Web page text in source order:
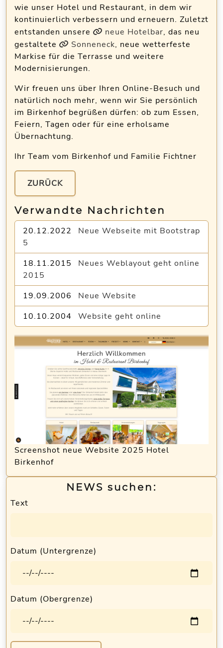
wie unser Hotel und Restaurant, in dem wir
kontinuierlich verbessern und erneuern. Zuletzt
entstanden unsere
neue Hotelbar, das neu
gestaltete
Sonneneck, neue wetterfeste
Markise für die Terrasse und weitere
Modernisierungen.
Wir freuen uns über Ihren Online-Besuch und
natürlich noch mehr, wenn wir Sie persönlich
im Birkenhof begrüßen dürfen: ob zum Essen,
Feiern, Tagen oder für eine erholsame
Übernachtung.
Ihr Team vom Birkenhof und Familie Fichtner
ZURÜCK
Verwandte Nachrichten
20.12.2022
Neue Webseite mit Bootstrap
5
18.11.2015
Neues Weblayout geht online
2015
19.09.2006
Neue Website
10.10.2004
Website geht online
Screenshot neue Website 2025 Hotel
Birkenhof
NEWS suchen:
Text
Datum (Untergrenze)
Datum (Obergrenze)